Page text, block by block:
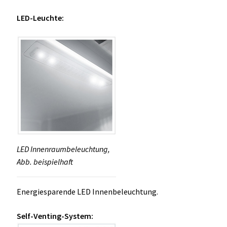
LED-Leuchte:
LED Innenraumbeleuchtung,
Abb. beispielhaft
Energiesparende LED Innenbeleuchtung.
Self-Venting-System: